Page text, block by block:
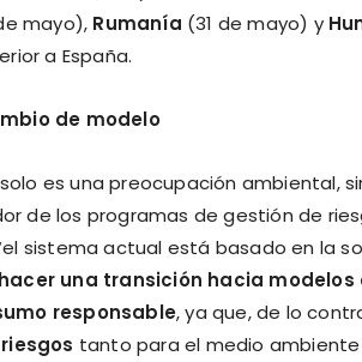
mayo), Rumanía (31 de mayo) y
a España.
de modelo
es una preocupación ambiental,
de los programas de gestión de
sistema actual está basado en la
una transición hacia
responsable, ya que, de lo
tanto para el medio